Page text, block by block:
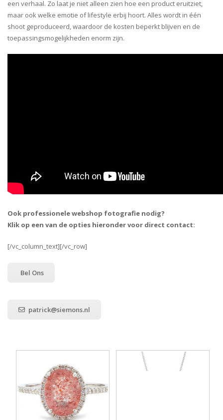
een verhaal. Zo laat je niet alleen zien hoe een product eruitziet,
maar ook welke emotie of lifestyle erbij hoort. Alles wordt in één
shoot geproduceerd, waardoor de kosten beperkt blijven en de
toepassingsmogelijkheden enorm zijn.
Ook professionele webshop fotografie nodig?
Klik op een van de opties hieronder voor direct contact:
[/vc_column_text][/vc_row]
Bel Ons
patrick@siemons.nl